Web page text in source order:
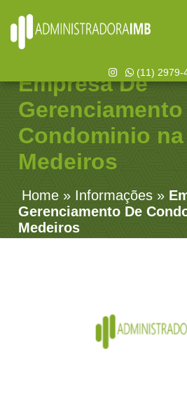
(11) 2979-
Empresa De
Gerenciamento
Condominio
Medeiros
Home » Informações »
Gerenciamento De
Medeiros